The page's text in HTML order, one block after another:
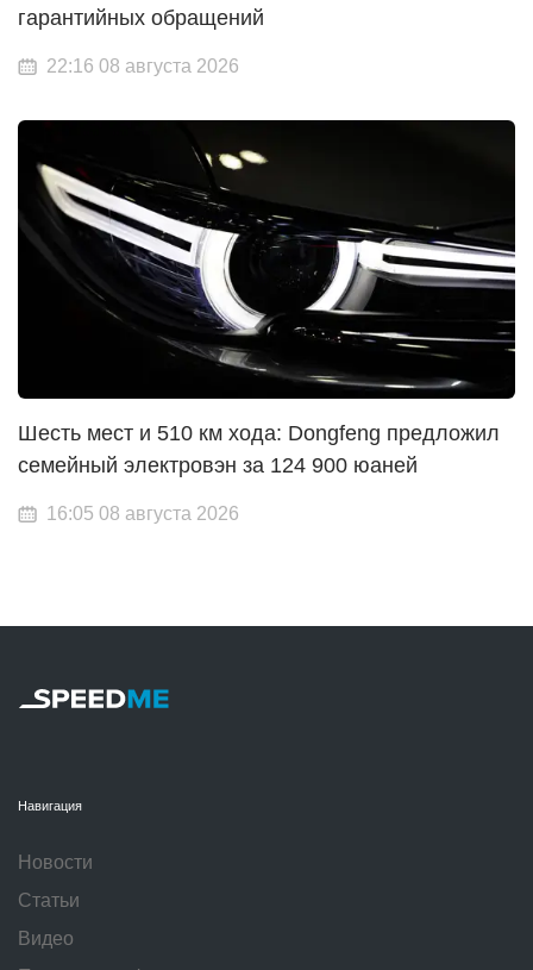
гарантийных обращений
22:16 08 августа 2026
Шесть мест и 510 км хода: Dongfeng предложил
семейный электровэн за 124 900 юаней
16:05 08 августа 2026
Навигация
Новости
Статьи
Видео